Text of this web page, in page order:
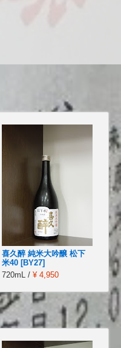
喜久醉 純米大吟醸 松下
米40 [BY27]
720mL / ¥ 4,950